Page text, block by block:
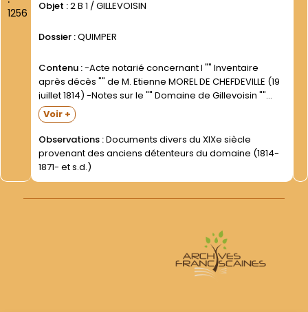
1256
Objet :2 B 1 / GILLEVOISIN
Dossier :QUIMPER
Contenu :-Acte notarié concernant l "" Inventaire
après décès "" de M. Etienne MOREL DE CHEFDEVILLE (19
juillet 1814) -Notes sur le "" Domaine de Gillevoisin ""
concernant pour une large part la plantation et la
coupe d arbres (s.d.; après...
Voir +
Observations :Documents divers du XIXe siècle
provenant des anciens détenteurs du domaine (1814-
1871- et s.d.)